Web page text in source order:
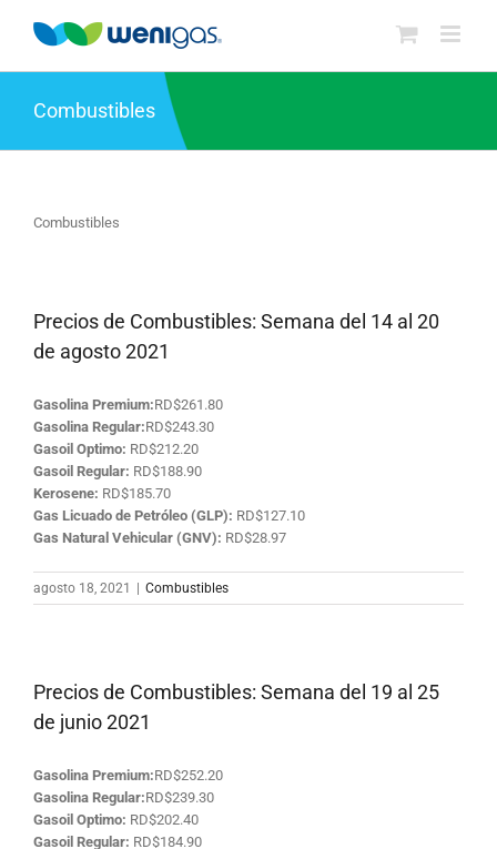
Combustibles
Combustibles
Precios de Combustibles: Semana del 14 al 20
de agosto 2021
Gasolina Premium:RD$261.80
Gasolina Regular:RD$243.30
Gasoil Optimo: RD$212.20
Gasoil Regular: RD$188.90
Kerosene: RD$185.70
Gas Licuado de Petróleo (GLP): RD$127.10
Gas Natural Vehicular (GNV): RD$28.97
agosto 18, 2021 Combustibles
Precios de Combustibles: Semana del 19 al 25
de junio 2021
Gasolina Premium:RD$252.20
Gasolina Regular:RD$239.30
Gasoil Optimo: RD$202.40
Gasoil Regular: RD$184.90